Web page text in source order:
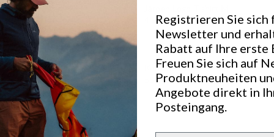
shirt M
Preis:
45 €
Knak Ms Tee
Preis:
55 €
Registrieren Sie sich
Newsletter und
Rabatt auf Ihre erste
Freuen Sie sich auf
Produktneuheiten
Angebote direkt in
Posteingang.